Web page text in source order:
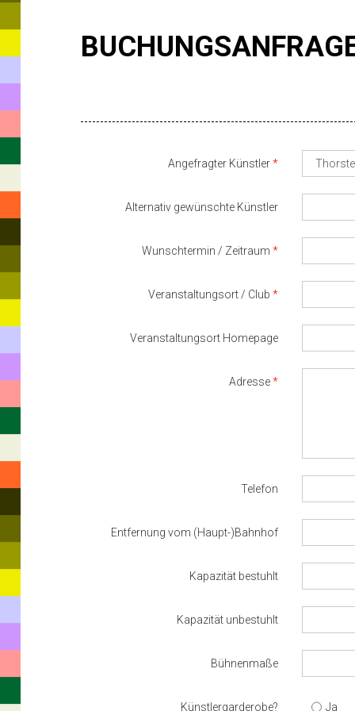
Angefragter Künstler
Alternativ gewünschte Künstler
Wunschtermin / Zeitraum
Veranstaltungsort / Club
Veranstaltungsort Homepage
Adresse
Telefon
Entfernung vom (Haupt-)Bahnhof
Kapazität bestuhlt
Kapazität unbestuhlt
Bühnenmaße
Künstlergarderobe? Ja